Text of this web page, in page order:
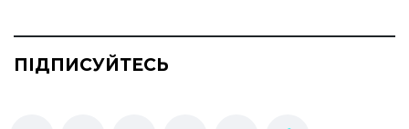
ПІДПИСУЙТЕСЬ